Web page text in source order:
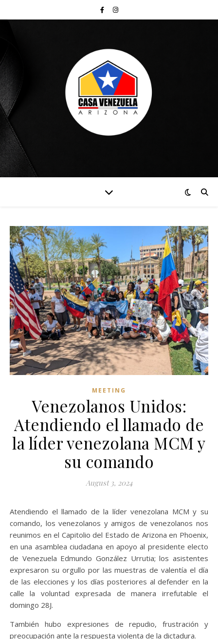
MEETING
Venezolanos Unidos:
Atendiendo el llamado de
la líder venezolana MCM y
su comando
August 3, 2024
Atendiendo el llamado de la líder venezolana MCM y su
comando, los venezolanos y amigos de venezolanos nos
reunimos en el Capitolio del Estado de Arizona en Phoenix,
en una asamblea ciudadana en apoyo al presidente electo
de Venezuela Edmundo González Urrutia; los asistentes
expresaron su orgullo por las muestras de valentía el día
de las elecciones y los días posteriores al defender en la
calle la voluntad expresada de manera irrefutable el
domingo 28J.
También hubo expresiones de repudio, frustración y
preocupación ante la respuesta violenta de la dictadura.